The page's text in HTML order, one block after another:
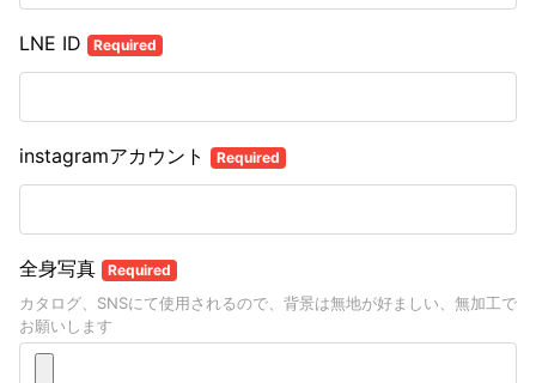
LNE ID Required
instagramアカウント Required
全身写真 Required
カタログ、SNSにて使用されるので、背景は無地が好ましい、無加工で
お願いします